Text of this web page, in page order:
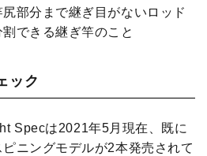
部分まで継ぎ目がないロッド
できる継ぎ竿のこと
ック
Specは2021年5月現在、既に
ニングモデルが2本発売されて